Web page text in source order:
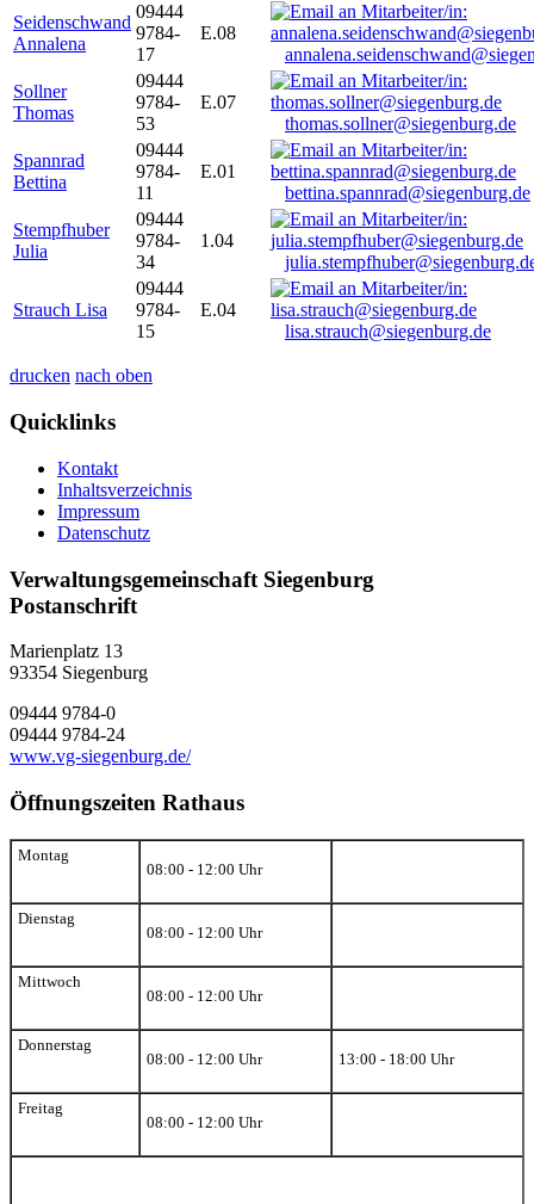
Seidenschwand
Annalena
09444
9784-
17
E.08
Sollner
Thomas
09444
9784-
53
E.07
thomas.sollner@siegenburg.de
Spannrad
Bettina
09444
9784-
11
E.01
bettina.spannrad@siegenburg.de
Stempfhuber
Julia
09444
9784-
34
1.04
Strauch Lisa
09444
9784-
15
E.04
lisa.strauch@siegenburg.de
drucken nach oben
Quicklinks
Kontakt
Inhaltsverzeichnis
Impressum
Datenschutz
Verwaltungsgemeinschaft Siegenburg
Postanschrift
Marienplatz 13
93354 Siegenburg
09444 9784-0
09444 9784-24
www.vg-siegenburg.de/
Öffnungszeiten Rathaus
Montag
08:00 - 12:00 Uhr
Dienstag
08:00 - 12:00 Uhr
Mittwoch
08:00 - 12:00 Uhr
Donnerstag
08:00 - 12:00 Uhr
13:00 - 18:00 Uhr
Freitag
08:00 - 12:00 Uhr